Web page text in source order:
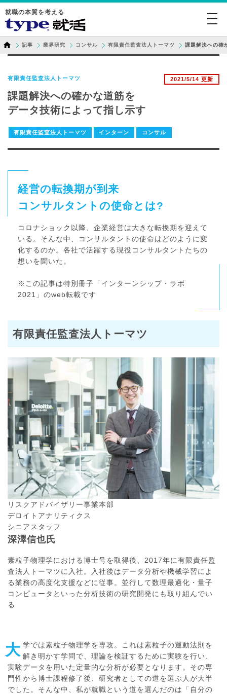
就職の本質を考える
記事 業界研究 コンサル 有限責任監査法人トーマツ 課題解決への確
有限責任監査法人トーマツ 2021/5/14 更新
課題解決への確かな道筋を
データ技術によって指し示す
有限責任監査法人トーマツ インターン コンサル
経営の転換期が到来
コンサルタントの使命とは?
コロナショック以降、企業経営は大きな転換期を迎えて
いる。そんな中、コンサルタントの使命はどのように変
化するのか。各社で活躍する現役コンサルタントたちの
想いを聞いた。
※この記事は特別冊子「インターンシップ・ラボ
2021」のweb転載です
有限責任監査法人トーマツ
リスクアドバイザリー事業本部
デロイトアナリティクス
シニアスタッフ
深澤信也氏
素粒子物理学における博士号を取得後、2017年に有限責任監
査法人トーマツに入社。入社後はデータ分析や機械学習によ
る業務の高度化支援などに従事。並行して数理最適化・量子
コンピュータといった分析技術の研究開発にも取り組んでい
る
大学では素粒子物理学を専攻。これは素粒子の運動法則を 解き明かす学問で、理論を検証するために実験を行い、
実験データを用いた定量的な分析が必要となります。その専
門性から博士課程修了後、研究者としての道を選ぶ人が大半
でした。そんな中、私が就職という道を選んだのは「自分の